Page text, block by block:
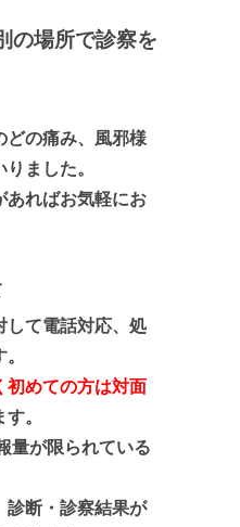
の場所で診察を
どの痛み、風邪様
ました。
ればお気軽にお
て電話対応、処
初めての方は対面
。
量が限られている
断・診察結果が